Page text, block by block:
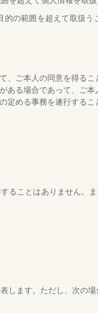
の範囲を超えて取扱
、ご本人の同意を得るこ
る場合であって、ご
定める事務を遂行する
ることはありません。
します。ただし、次の場